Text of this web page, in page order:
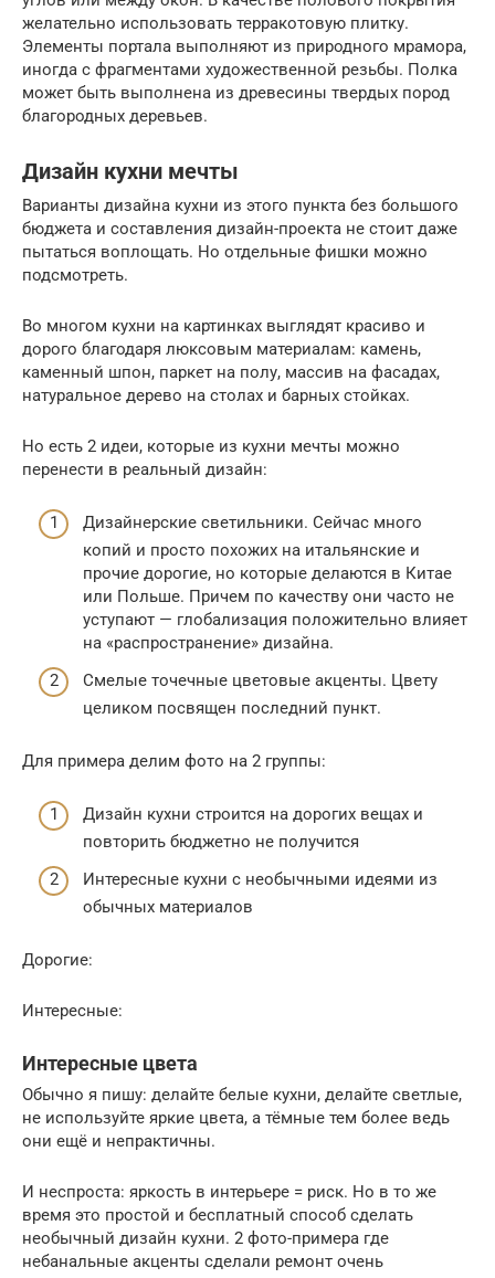
желательно использовать терракотовую плитку.
Элементы портала выполняют из природного мрамора,
иногда с фрагментами художественной резьбы. Полка
может быть выполнена из древесины твердых пород
благородных деревьев.
Дизайн кухни мечты
Варианты дизайна кухни из этого пункта без большого
бюджета и составления дизайн-проекта не стоит даже
пытаться воплощать. Но отдельные фишки можно
подсмотреть.
Во многом кухни на картинках выглядят красиво и
дорого благодаря люксовым материалам: камень,
каменный шпон, паркет на полу, массив на фасадах,
натуральное дерево на столах и барных стойках.
Но есть 2 идеи, которые из кухни мечты можно
перенести в реальный дизайн:
Дизайнерские светильники. Сейчас много
копий и просто похожих на итальянские и
прочие дорогие, но которые делаются в Китае
или Польше. Причем по качеству они часто не
уступают — глобализация положительно влияет
на «распространение» дизайна.
Смелые точечные цветовые акценты. Цвету
целиком посвящен последний пункт.
Для примера делим фото на 2 группы:
Дизайн кухни строится на дорогих вещах и
повторить бюджетно не получится
Интересные кухни с необычными идеями из
обычных материалов
Дорогие:
Интересные:
Интересные цвета
Обычно я пишу: делайте белые кухни, делайте светлые,
не используйте яркие цвета, а тёмные тем более ведь
они ещё и непрактичны.
И неспроста: яркость в интерьере = риск. Но в то же
время это простой и бесплатный способ сделать
необычный дизайн кухни. 2 фото-примера где
небанальные акценты сделали ремонт очень